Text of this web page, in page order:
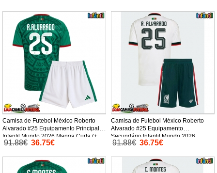
Camisa de Futebol México Roberto
Alvarado #25 Equipamento Principal
Infantil Mundo 2026 Manga Curta (+
Calças curtas)
91.88€ 36.75€
Camisa de Futebol México Roberto
Alvarado #25 Equipamento
Secundário Infantil Mundo 2026
Manga Curta (+ Calças curtas)
91.88€ 36.75€